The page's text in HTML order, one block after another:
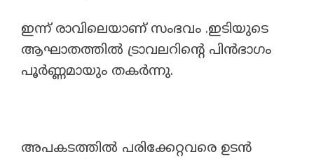
ഇന്ന് രാവിലെയാണ് സംഭവം .ഇടിയുടെ
ആഘാതത്തിൽ ട്രാവലറിൻ്റെ പിൻഭാഗം
പൂർണ്ണമായും തകർന്നു.
അപകടത്തിൽ പരിക്കേറ്റവരെ ഉടൻ